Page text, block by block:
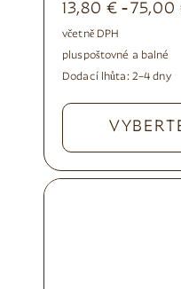
13,80 € - 75,00
včetně DPH
pluspoštovné a balné
Dodací lhůta: 2–4 dny